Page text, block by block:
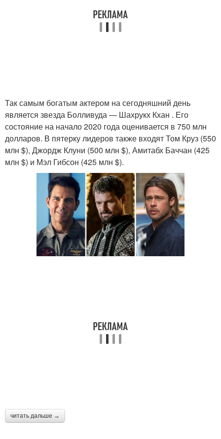
Так самым богатым актером на сегодняшний день
является звезда Болливуда — Шахрукх Кхан . Его
состояние на начало 2020 года оценивается в 750 млн
долларов. В пятерку лидеров также входят Том Круз (550
млн $), Джордж Клуни (500 млн $), Амитабх Баччан (425
млн $) и Мэл Гибсон (425 млн $).
читать дальше →